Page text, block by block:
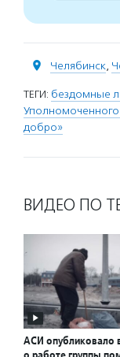
Челябинск,
ТЕГИ: бездомные
Уполномоченного
добро»
ВИДЕО ПО
АСИ опубликовало